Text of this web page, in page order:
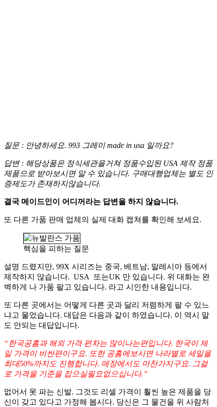
질문 : 안녕하세요. 993 그레이 made in usa 일까요?
답변 : 해당상품은 정식세관을거쳐 정품수입된 USA 제작 정품
제품으로 받아보시면 알 수 있습니다. 구매대행업체는 별도 인
증제도가 존재하지않습니다.
결국 메이드인이 어디꺼라는 답변을 하지 않습니다.
또 다른 가품 판매 업체의 실제 대화 캡쳐를 확인해 보세요.
핵심을 피하는 질문
설명 드렸지만, 99X 시리즈는 중국, 베트남, 말레시아 등에서
제작하지 않습니다. USA 또는UK 만 있습니다. 위 대화는 완
벽하게 나 가품 팔고 있습니다. 라고 시인한 내용입니다.
또 다른 곳에서는 어떻게 다른 곳과 달리 저렴하게 팔 수 있느
냐고 물었습니다. 대답은 다음과 같이 하였습니다. 이 역시 말
도 안되는 대답입니다.
“한국공홈과 해외 가격 편차는 많이나는편입니다. 한국이 제
일 가격이 비싼편이구요. 또한 공홈에보시면 나라별로 세일을
최대50%까지도 진행합니다. 매장에서도 마찬가지구요. 그걸
로 가격을 기준을 잡으실필요없으십니다.”
없어서 못 파는 신발. 그것도 리셀 가격이 훨씬 높은 제품을 당
신이 갖고 있다고 가정해 봅시다. 당신은 그 물건을 위 사람처